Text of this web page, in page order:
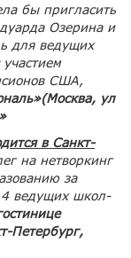
бы пригласить
Озерина и
для ведущих
США,
ул
в Санкт-
на нетворкинг
за
ведущих школ-
Петербург,